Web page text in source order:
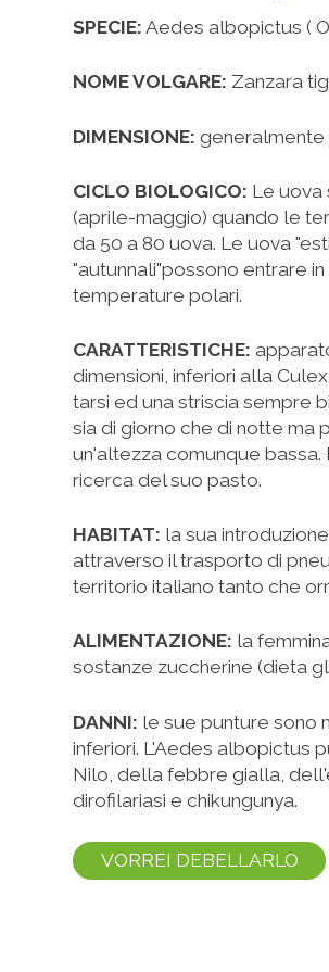
SPECIE: Aedes albopictus (
NOME VOLGARE: Zanzara
DIMENSIONE: generalmente
CICLO BIOLOGICO: Le uova
(aprile-maggio) quando le
da 50 a 80 uova. Le uova
"autunnali"possono entrare
temperature polari.
CARATTERISTICHE:
dimensioni, inferiori alla
tarsi ed una striscia sempre
sia di giorno che di notte
un'altezza comunque
ricerca del suo pasto.
HABITAT: la sua
attraverso il trasporto di
territorio italiano tanto che
ALIMENTAZIONE: la
sostanze zuccherine (dieta
DANNI: le sue punture sono
inferiori. L'Aedes albopictus
Nilo, della febbre gialla,
dirofilariasi e chikungunya.
VORREI DEBELLARLO